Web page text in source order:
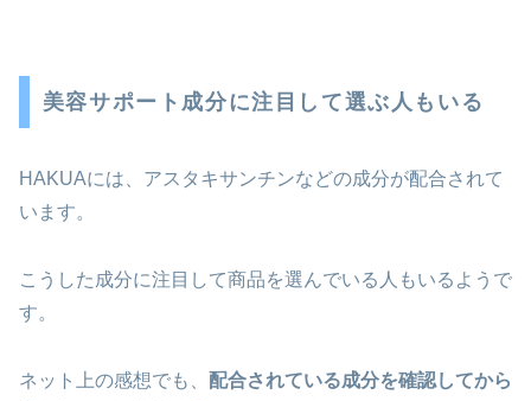
美容サポート成分に注目して選ぶ人もいる
HAKUAには、アスタキサンチンなどの成分が配合されて
います。
こうした成分に注目して商品を選んでいる人もいるようで
す。
ネット上の感想でも、 配合されている成分を確認してから